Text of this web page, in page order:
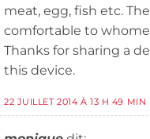
meat, egg, fish etc.
comfortable to
Thanks for sharing a
this device.
22 JUILLET 2014 À 13 H 49 MIN